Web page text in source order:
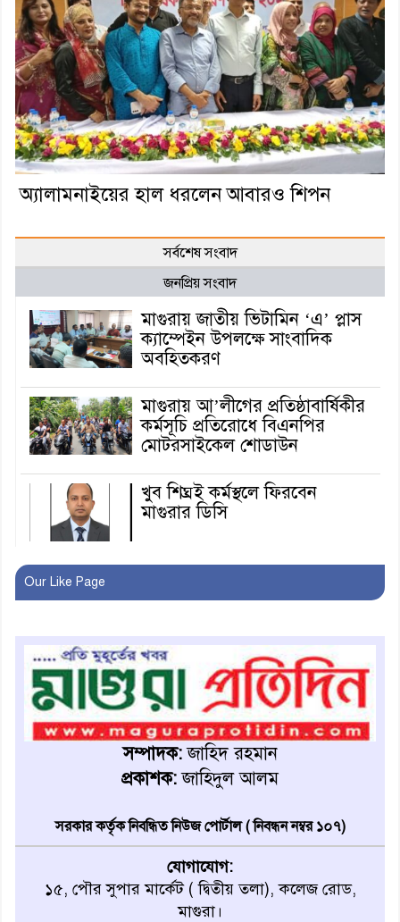
অ্যালামনাইয়ের হাল ধরলেন আবারও শিপন
সর্বশেষ সংবাদ
জনপ্রিয় সংবাদ
মাগুরায় জাতীয় ভিটামিন ‘এ’ প্লাস
ক্যাম্পেইন উপলক্ষে সাংবাদিক
অবহিতকরণ
মাগুরায় আ’লীগের প্রতিষ্ঠাবার্ষিকীর
কর্মসূচি প্রতিরোধে বিএনপির
মোটরসাইকেল শোডাউন
খুব শিঘ্রই কর্মস্থলে ফিরবেন
মাগুরার ডিসি
মহম্মদপুর থানার ওসিকে ক্লোজ
বাবার হাতে বিক্রি টুকটুকি পুলিশের
সহযোগিতায় ফিরলো মায়ের
কোলে
শ্রীপুরে শ্লীলতাহানির অভিযোগে
বিক্ষোভ-সিসি ক্যামেরা ফুটেজ
যাচাইয়ের দাবি অভিযুক্ত শিক্ষকের
মাগুরার কথিত মাদক সম্রাট
আমিরুল গ্রেফতার
মাগুরায় আর্জেন্টিনা ফুটবল
ভক্তদের বর্ণাঢ্য শোভাযাত্রা
Our Like Page
সম্পাদক:জাহিদ রহমান
প্রকাশক:জাহিদুল আলম
সরকার কর্তৃক নিবন্ধিত নিউজ পোর্টাল ( নিবন্ধন নম্বর ১০৭)
যোগাযোগ:
১৫, পৌর সুপার মার্কেট ( দ্বিতীয় তলা), কলেজ রোড,
মাগুরা।